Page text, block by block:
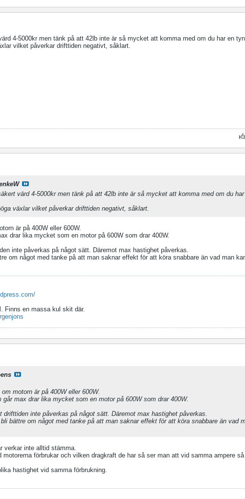
4-5000kr men tänk på att 42lb inte är så mycket att komma med om du har en
vilket påverkar drifttiden negativt, såklart.
värd 4-5000kr men tänk på att 42lb inte är så mycket att komma med om du
växlar vilket påverkar drifttiden negativt, såklart.
är på 400W eller 600W.
drar lika mycket som en motor på 600W som drar 400W.
inte påverkas på något sätt. Däremot max hastighet påverkas.
om något med tanke på att man saknar effekt för att köra snabbare än vad man
Finns en massa kul skit där.
motorn är på 400W eller 600W.
går max drar lika mycket som en motor på 600W som drar 400W.
drifttiden inte påverkas på något sätt. Däremot max hastighet påverkas.
bättre om något med tanke på att man saknar effekt för att köra snabbare än vad
verkar inte alltid stämma.
förbrukar och vilken dragkraft de har så ser man att vid samma ampere
hastighet vid samma förbrukning.